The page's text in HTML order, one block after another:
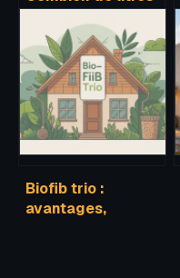
une douche et
comment réduire
sa consommation
Biofib trio :
avantages,